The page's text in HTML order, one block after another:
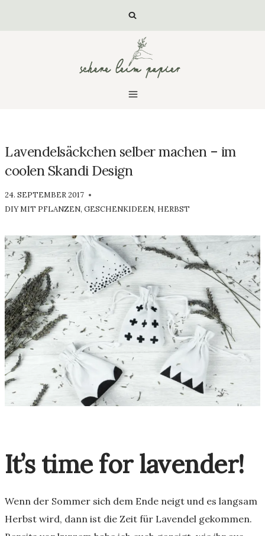
Lavendelsäckchen selber machen – im
coolen Skandi Design
VON
LUISA
24. SEPTEMBER 2017
DIY MIT PFLANZEN, GESCHENKIDEEN, HERBST
It’s time for lavender!
Wenn der Sommer sich dem Ende neigt und es langsam
Herbst wird, dann ist die Zeit für Lavendel gekommen.